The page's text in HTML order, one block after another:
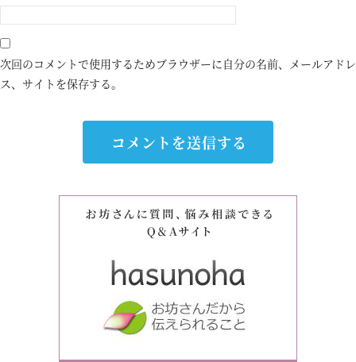
次回のコメントで使用するためブラウザーに自分の名前、メールアドレ
ス、サイトを保存する。